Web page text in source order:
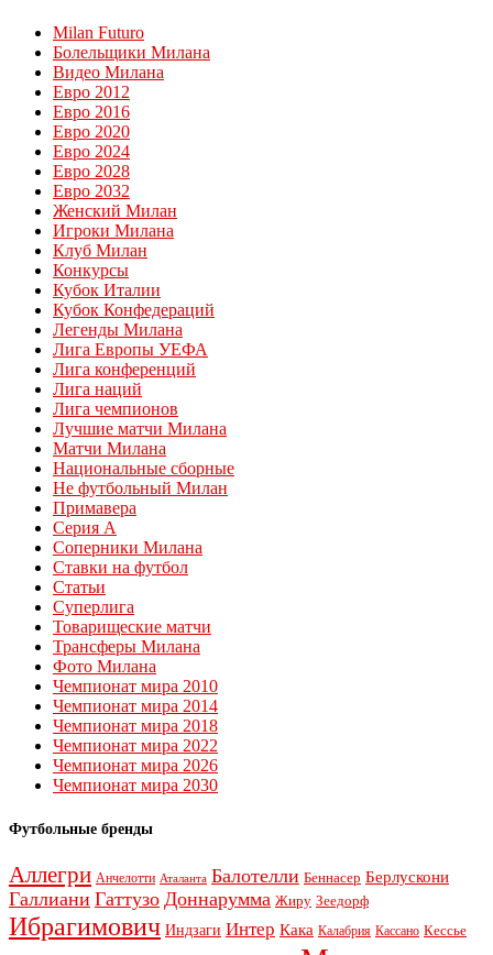
Milan Futuro
Болельщики Милана
Видео Милана
Евро 2012
Евро 2016
Евро 2020
Евро 2024
Евро 2028
Евро 2032
Женский Милан
Игроки Милана
Клуб Милан
Конкурсы
Кубок Италии
Кубок Конфедераций
Легенды Милана
Лига Европы УЕФА
Лига конференций
Лига наций
Лига чемпионов
Лучшие матчи Милана
Матчи Милана
Национальные сборные
Не футбольный Милан
Примавера
Серия А
Соперники Милана
Ставки на футбол
Статьи
Суперлига
Товарищеские матчи
Трансферы Милана
Фото Милана
Чемпионат мира 2010
Чемпионат мира 2014
Чемпионат мира 2018
Чемпионат мира 2022
Чемпионат мира 2026
Чемпионат мира 2030
Футбольные бренды
Аллегри Анчелотти Аталанта Балотелли Беннасер Берлускони
Галлиани Гаттузо Доннарумма Жиру Зеедорф
Ибрагимович Индзаги Интер Кака Калабрия Кассано Кессье